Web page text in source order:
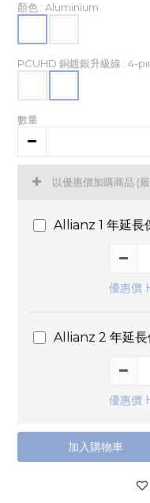
顏色 : Aluminium
PCUHD 銅鍍銀升級線 : 4-
數量
以優惠價加購商品 (
Allianz 1 年延長
優惠價
Allianz 2 年延長
優惠價
加入購物車